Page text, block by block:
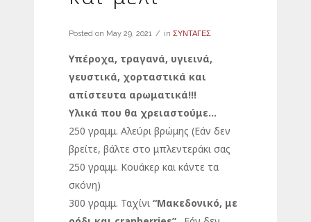
Posted on May 29, 2021 in ΣΥΝΤΑΓΕΣ
Υπέροχα, τραγανά, υγιεινά,
γευστικά, χορταστικά και
απίστευτα αρωματικά!!!
Υλικά που θα χρειαστούμε…
250 γραμμ. Αλεύρι βρώμης (Εάν δεν
βρείτε, βάλτε στο μπλεντεράκι σας
250 γραμμ. Κουάκερ και κάντε τα
σκόνη)
300 γραμμ. Ταχίνι “Μακεδονικό, με